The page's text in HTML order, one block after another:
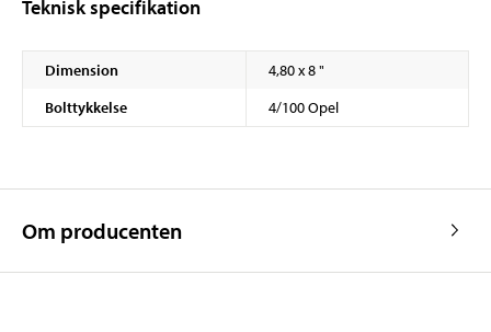
Teknisk specifikation
Dimension
4,80 x 8 "
Bolttykkelse
4/100 Opel
Om producenten